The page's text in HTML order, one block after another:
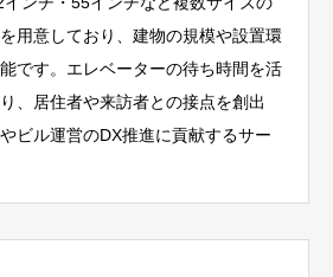
用意しており、建物の規模や設置環
です。エレベーターの待ち時間を活
、居住者や来訪者との接点を創出
ビル運営のDX推進に貢献するサー